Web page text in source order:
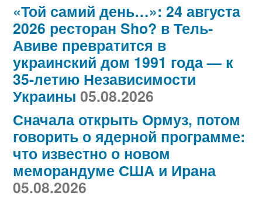
«Той самий день…»: 24 августа
2026 ресторан Sho? в Тель-
Авиве превратится в
украинский дом 1991 года — к
35-летию Независимости
Украины 05.08.2026
Сначала открыть Ормуз, потом
говорить о ядерной программе:
что известно о новом
меморандуме США и Ирана
05.08.2026